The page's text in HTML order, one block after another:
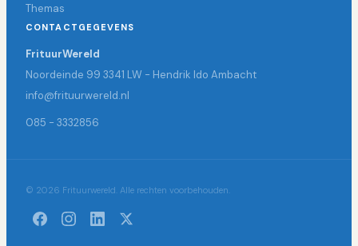
Themas
CONTACTGEGEVENS
FrituurWereld
Noordeinde 99 3341 LW - Hendrik Ido Ambacht
info@frituurwereld.nl
085 - 3332856
© 2026 Frituurwereld. Alle rechten voorbehouden.